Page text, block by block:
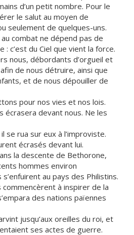
d’un petit nombre. Pour le
le salut au moyen de
seulement de quelques-uns.
combat ne dépend pas de
: c’est du Ciel que vient la force.
nous, débordants d’orgueil et
de nous détruire, ainsi que
et de nous dépouiller de
pour nos vies et nos lois.
écrasera devant nous. Ne les
se rua sur eux à l’improviste.
écrasés devant lui.
la descente de Bethorone,
hommes environ
au pays des Philistins.
à inspirer de la
des nations païennes
jusqu’aux oreilles du roi, et
ses actes de guerre.